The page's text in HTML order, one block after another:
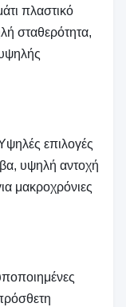
πλαστικό
σταθερότητα,
επιλογές
υψηλή αντοχή
μακροχρόνιες